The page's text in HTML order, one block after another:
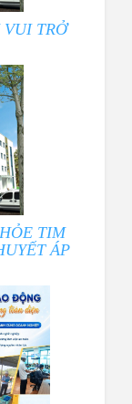
VUI TRỞ
TIM
ÁP